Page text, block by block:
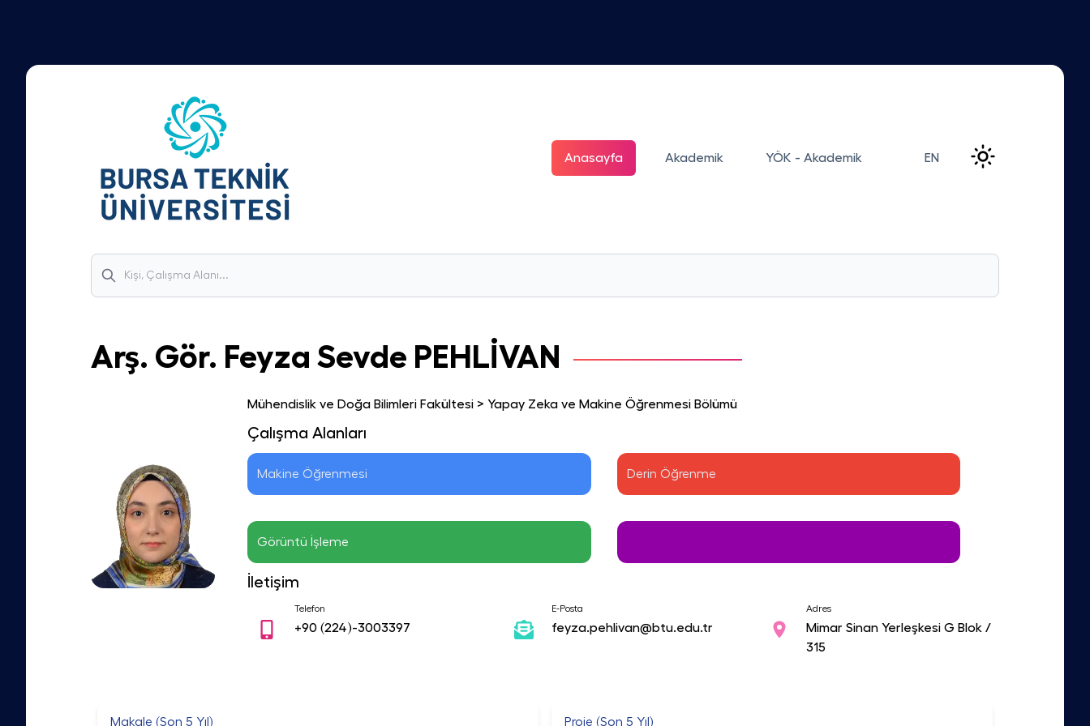
Anasayfa Akademik YÖK - Akademik EN
Arş. Gör. Feyza Sevde PEHLİVAN
Mühendislik ve Doğa Bilimleri Fakültesi > Yapay Zeka ve Makine Öğrenmesi Bölümü
Çalışma Alanları
Makine Öğrenmesi Derin Öğrenme
Görüntü İşleme
İletişim
Telefon
+90(224)-3003397
E-Posta
feyza.pehlivan@btu.edu.tr
Adres
Mimar Sinan Yerleşkesi G Blok /
315
Makale (Son 5 Yıl) Proje (Son 5 Yıl)